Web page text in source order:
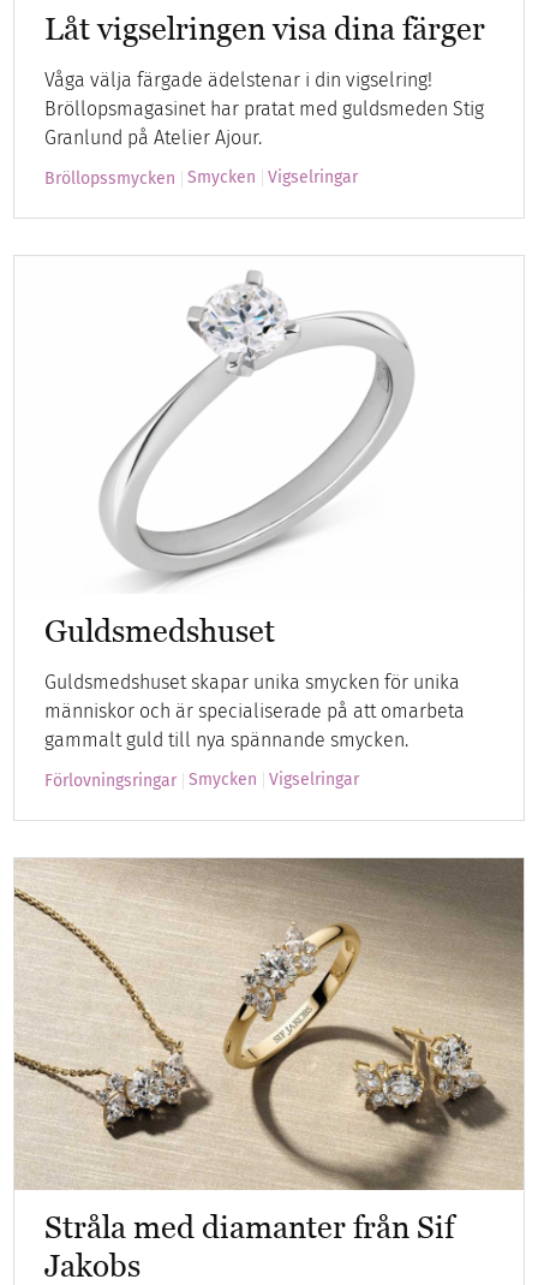
Låt vigselringen visa dina färger
Våga välja färgade ädelstenar i din vigselring!
Bröllopsmagasinet har pratat med guldsmeden Stig
Granlund på Atelier Ajour.
Bröllopssmycken Smycken Vigselringar
Guldsmedshuset
Guldsmedshuset skapar unika smycken för unika
människor och är specialiserade på att omarbeta
gammalt guld till nya spännande smycken.
Förlovningsringar Smycken Vigselringar
Stråla med diamanter från Sif
Jakobs